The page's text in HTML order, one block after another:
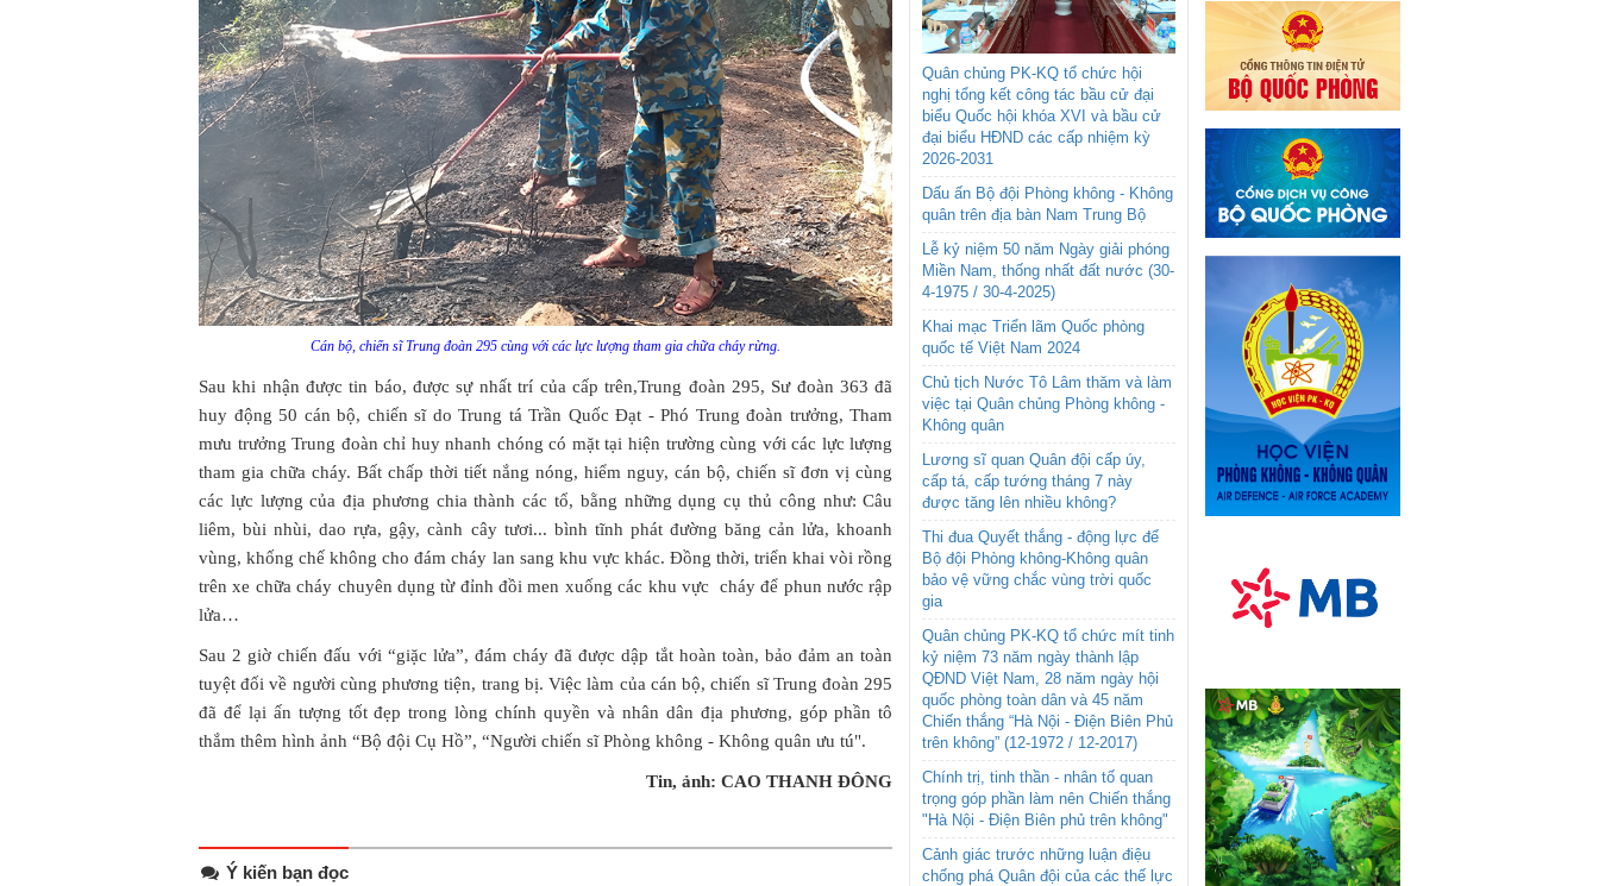
Cán bộ, chiến sĩ Trung đoàn 295 cùng với các lực lượng tham gia chữa cháy rừng.
Sau khi nhận được tin báo, được sự nhất trí của cấp trên,Trung đoàn 295, Sư đoàn 363 đã
huy động 50 cán bộ, chiến sĩ do Trung tá Trần Quốc Đạt - Phó Trung đoàn trưởng, Tham
mưu trưởng Trung đoàn chỉ huy nhanh chóng có mặt tại hiện trường cùng với các lực lượng
tham gia chữa cháy. Bất chấp thời tiết nắng nóng, hiểm nguy, cán bộ, chiến sĩ đơn vị cùng
các lực lượng của địa phương chia thành các tổ, bằng những dụng cụ thủ công như: Câu
liêm, bùi nhùi, dao rựa, gậy, cành cây tươi... bình tĩnh phát đường băng cản lửa, khoanh
vùng, khống chế không cho đám cháy lan sang khu vực khác. Đồng thời, triển khai vòi rồng
trên xe chữa cháy chuyên dụng từ đỉnh đồi men xuống các khu vực cháy để phun nước rập
lửa…
Sau 2 giờ chiến đấu với “giặc lửa”, đám cháy đã được dập tắt hoàn toàn, bảo đảm an toàn
tuyệt đối về người cùng phương tiện, trang bị. Việc làm của cán bộ, chiến sĩ Trung đoàn 295
đã để lại ấn tượng tốt đẹp trong lòng chính quyền và nhân dân địa phương, góp phần tô
thắm thêm hình ảnh “Bộ đội Cụ Hồ”, “Người chiến sĩ Phòng không - Không quân ưu tú".
Tin, ảnh: CAO THANH ĐÔNG
Ý kiến bạn đọc
Quân chủng PK-KQ tổ chức hội
nghị tổng kết công tác bầu cử đại
biểu Quốc hội khóa XVI và bầu cử
đại biểu HĐND các cấp nhiệm kỳ
2026-2031
Dấu ấn Bộ đội Phòng không - Không
quân trên địa bàn Nam Trung Bộ
Lễ kỷ niệm 50 năm Ngày giải phóng
Miền Nam, thống nhất đất nước (30-
4-1975 / 30-4-2025)
Khai mạc Triển lãm Quốc phòng
quốc tế Việt Nam 2024
Chủ tịch Nước Tô Lâm thăm và làm
việc tại Quân chủng Phòng không -
Không quân
Lương sĩ quan Quân đội cấp úy,
cấp tá, cấp tướng tháng 7 này
được tăng lên nhiều không?
Thi đua Quyết thắng - động lực để
Bộ đội Phòng không-Không quân
bảo vệ vững chắc vùng trời quốc
gia
Quân chủng PK-KQ tổ chức mít tinh
kỷ niệm 73 năm ngày thành lập
QĐND Việt Nam, 28 năm ngày hội
quốc phòng toàn dân và 45 năm
Chiến thắng “Hà Nội - Điện Biên Phủ
trên không” (12-1972 / 12-2017)
Chính trị, tinh thần - nhân tố quan
trọng góp phần làm nên Chiến thắng
"Hà Nội - Điện Biên phủ trên không"
Cảnh giác trước những luận điệu
chống phá Quân đội của các thế lực